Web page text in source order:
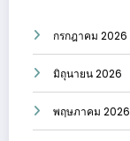
กรกฎาคม 2026
มิถุนายน 2026
พฤษภาคม 2026